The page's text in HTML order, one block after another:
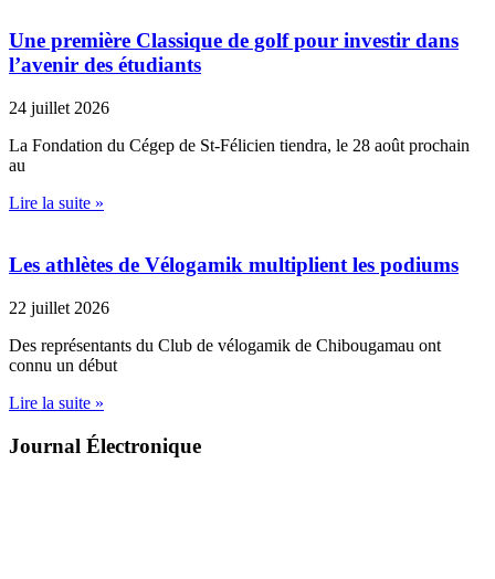
Une première Classique de golf pour investir dans
l’avenir des étudiants
24 juillet 2026
La Fondation du Cégep de St-Félicien tiendra, le 28 août prochain
au
Lire la suite »
Les athlètes de Vélogamik multiplient les podiums
22 juillet 2026
Des représentants du Club de vélogamik de Chibougamau ont
connu un début
Lire la suite »
Journal Électronique